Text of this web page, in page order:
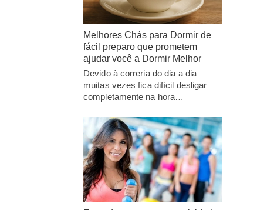
Melhores Chás para Dormir de
fácil preparo que prometem
ajudar você a Dormir Melhor
Devido à correria do dia a dia
muitas vezes fica difícil desligar
completamente na hora…